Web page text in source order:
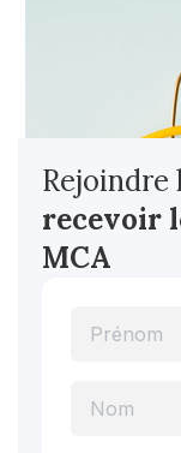
Rejoindre
recevoir
MCA